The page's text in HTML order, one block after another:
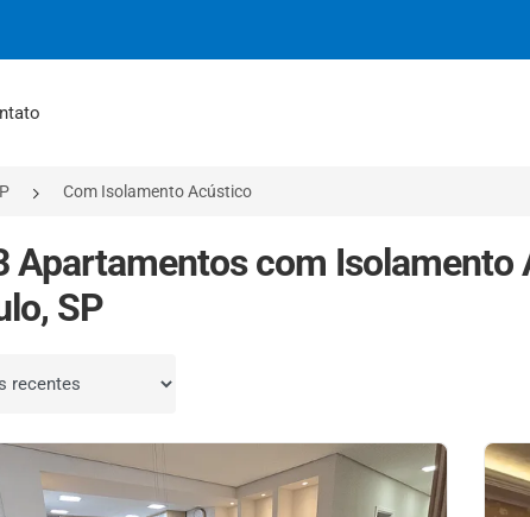
Com Isolamento Acústico
Apartamentos com Isolamento
SP
por